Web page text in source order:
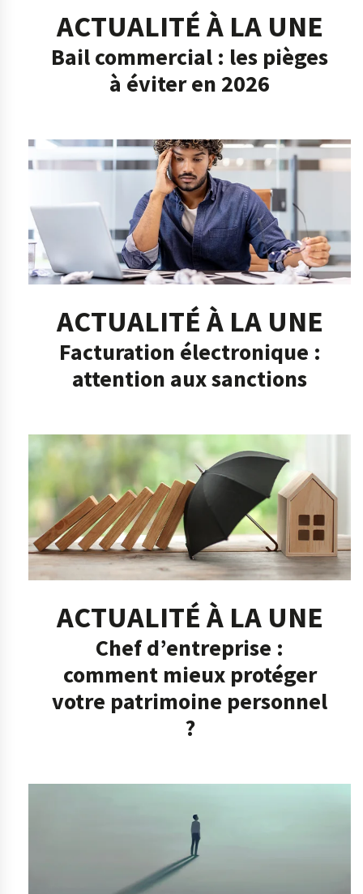
ACTUALITÉ À LA UNE
Bail commercial : les pièges
à éviter en 2026
ACTUALITÉ À LA UNE
Facturation électronique :
attention aux sanctions
ACTUALITÉ À LA UNE
Chef d’entreprise :
comment mieux protéger
votre patrimoine personnel
?